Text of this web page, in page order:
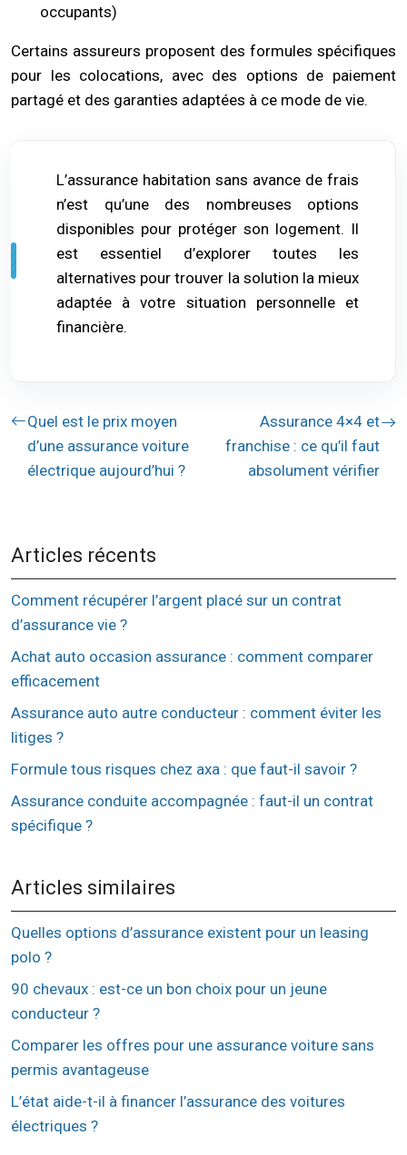
occupants)
Certains assureurs proposent des formules spécifiques
pour les colocations, avec des options de paiement
partagé et des garanties adaptées à ce mode de vie.
L’assurance habitation sans avance de frais
n’est qu’une des nombreuses options
disponibles pour protéger son logement. Il
est essentiel d’explorer toutes les
alternatives pour trouver la solution la mieux
adaptée à votre situation personnelle et
financière.
Quel est le prix moyen
d’une assurance voiture
électrique aujourd’hui ?
Assurance 4×4 et
franchise : ce qu’il faut
absolument vérifier
Articles récents
Comment récupérer l’argent placé sur un contrat
d’assurance vie ?
Achat auto occasion assurance : comment comparer
efficacement
Assurance auto autre conducteur : comment éviter les
litiges ?
Formule tous risques chez axa : que faut-il savoir ?
Assurance conduite accompagnée : faut-il un contrat
spécifique ?
Articles similaires
Quelles options d’assurance existent pour un leasing
polo ?
90 chevaux : est-ce un bon choix pour un jeune
conducteur ?
Comparer les offres pour une assurance voiture sans
permis avantageuse
L’état aide-t-il à financer l’assurance des voitures
électriques ?